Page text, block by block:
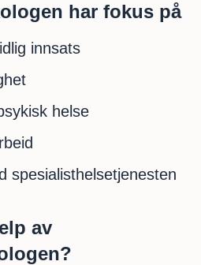
har fokus på
innsats
helse
spesialisthelsetjenesten
av